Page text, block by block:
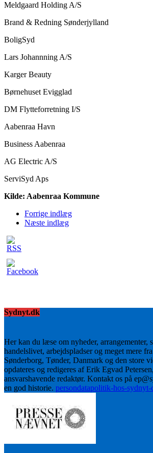
Meldgaard Holding A/S
Brand & Redning Sønderjylland
BoligSyd
Lars Johannning A/S
Karger Beauty
Børnehuset Evigglad
DM Flytteforretning I/S
Aabenraa Havn
Business Aabenraa
AG Electric A/S
ServiSyd Aps
Kilde: Aabenraa Kommune
Forrige indlæg
Næste indlæg
Sydnyt.dk
Her kan du læse om nyheder, arrangementer,
handelslivet, arbejdspladser og meget mere
Sønderborg, Tønder, Danmark og den store
opdateres og redigeres af Erik Egvad
ansvarshavende redaktør. Kontakt os på
en god historie. persondatapolitik-hos-sydnyt-